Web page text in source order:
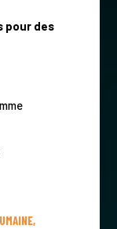
pour des